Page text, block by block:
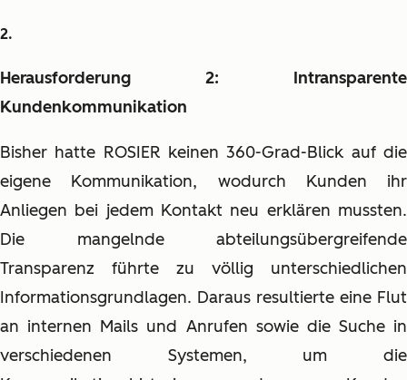
Herausforderung 2: Intransparente
Kundenkommunikation
Bisher hatte ROSIER keinen 360-Grad-Blick auf die
eigene Kommunikation, wodurch Kunden ihr
Anliegen bei jedem Kontakt neu erklären mussten.
Die mangelnde abteilungsübergreifende
Transparenz führte zu völlig unterschiedlichen
Informationsgrundlagen. Daraus resultierte eine Flut
an internen Mails und Anrufen sowie die Suche in
verschiedenen Systemen, um die